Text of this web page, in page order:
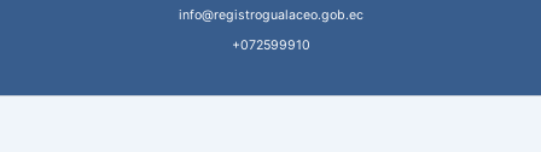
info@registrogualaceo.gob.ec
+072599910